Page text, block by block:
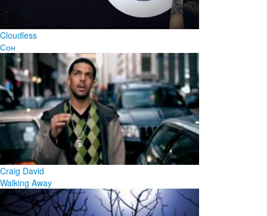
Cloudless
Сон
Craig David
Walking Away